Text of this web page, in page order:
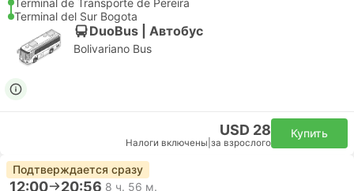
Terminal de Transporte de Pereira
Terminal del Sur Bogota
DuoBus | Автобус
Bolivariano Bus
USD 28
Налоги включены за взрослого
Купить
Подтверждается сразу
12:00 20:56 8 ч. 56 м.